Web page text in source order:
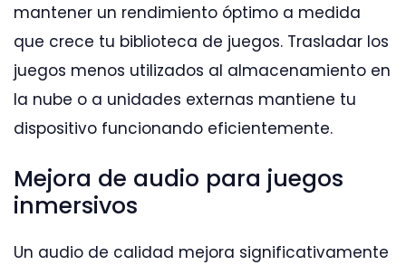
mantener un rendimiento óptimo a medida
que crece tu biblioteca de juegos. Trasladar los
juegos menos utilizados al almacenamiento en
la nube o a unidades externas mantiene tu
dispositivo funcionando eficientemente.
Mejora de audio para juegos
inmersivos
Un audio de calidad mejora significativamente